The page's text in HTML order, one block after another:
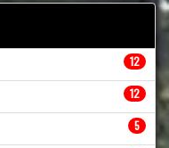
12
12
5